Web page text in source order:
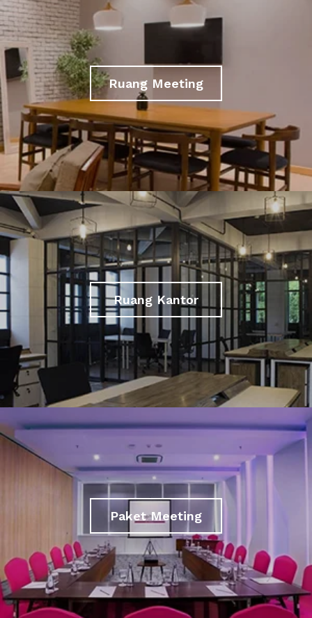
Ruang Meeting
Ruang Kantor
Paket Meeting